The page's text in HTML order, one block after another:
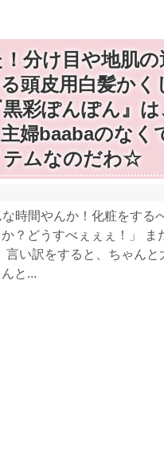
分け目や地肌の
頭皮用白髪かく
彩ぽんぽん』は
婦baabaのなく
テムなのだわ☆
時間やんか！化粧をする
？どうすべぇぇぇ！」 ま
言い訳をすると、ちゃんと
と...